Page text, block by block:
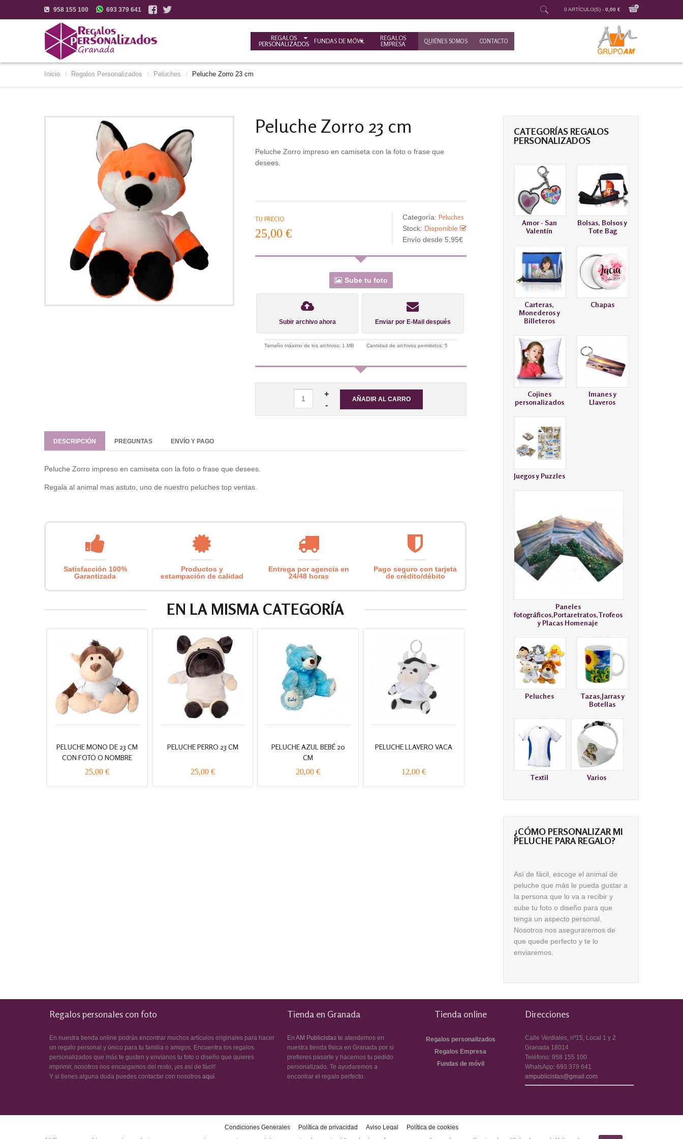
958 155 100 693 379 641 0 ARTÍCULO(S) - 0,00 €
REGALOS
PERSONALIZADOS
FUNDAS DE MÓVIL
REGALOS
EMPRESA
QUIÉNES SOMOS CONTACTO
Inicio / Regalos Personalizados / Peluches / Peluche Zorro 23 cm
Peluche Zorro 23 cm
Peluche Zorro impreso en camiseta con la foto o frase que
desees.
TU PRECIO
25,00 €
Categoría: Peluches
Stock: Disponible
Envío desde 5,95€
Sube tu foto
Subir archivo ahora Enviar por E-Mail después
Tamaño máximo de los archivos: 1 MB Cantidad de archivos permitidos: 5
DESCRIPCIÓN PREGUNTAS ENVÍO Y PAGO
Peluche Zorro impreso en camiseta con la foto o frase que desees.
Regala al animal mas astuto, uno de nuestro peluches top ventas.
Satisfacción 100%
Garantizada
Productos y
estampación de calidad
Entrega por agencia en
24/48 horas
Pago seguro con tarjeta
de crédito/débito
EN LA MISMA CATEGORÍA
PELUCHE MONO DE 23 CM
CON FOTO O NOMBRE
25,00 €
PELUCHE PERRO 23 CM
25,00 €
PELUCHE AZUL BEBÉ 20
CM
20,00 €
PELUCHE LLAVERO VACA
12,00 €
CATEGORÍAS REGALOS
PERSONALIZADOS
Amor - San
Valentín
Bolsas, Bolsos y
Tote Bag
Carteras,
Monederos y
Billeteros
Chapas
Cojines
personalizados
Imanes y
Llaveros
Juegos y Puzzles
Paneles
fotográficos,Portaretratos,Trofeos
y Placas Homenaje
Peluches
Tazas,Jarras y
Botellas
Textil Varios
¿CÓMO PERSONALIZAR MI
PELUCHE PARA REGALO?
Así de fácil, escoge el animal de
peluche que más le pueda gustar a
la persona que lo va a recibiry
sube tu foto o diseño para que
tenga un aspecto personal.
Nosotros nos aseguraremos de
que quede perfecto y te lo
enviaremos.
Regalos personales con foto
En nuestra tienda online podrás encontrar muchos artículos originales para hacer
un regalo personal y único para tu familia o amigos. Encuentra los regalos
personalizados que más te gusten y envíanos tu foto o diseño que quieres
imprimir, nosotros nos encargamos del resto, ¡es así de fácil!
Y si tienes alguna duda puedes contactar con nosotros aquí.
Tienda en Granada
En AM Publicistas te atendemos en
nuestra tienda física en Granada por si
prefieres pasarte y hacernos tu pedido
personalizado. Te ayudaremos a
encontrar el regalo perfecto.
Tienda online
Regalos personalizados
Regalos Empresa
Fundas de móvil
Direcciones
Calle Verdiales, nº15, Local 1 y 2
Granada 18014
Teléfono: 958 155 100
WhatsApp: 693 379 641
ampublicistas@gmail.com
Condiciones Generales Política de privacidad Aviso Legal
Política de cookies